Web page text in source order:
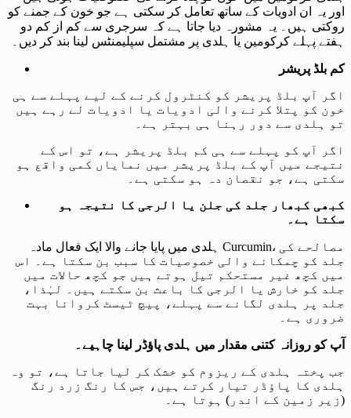
اور یہ ان ادویات کے ساتھ تعامل کر سکتی ہے جو خون کے جمنے کو
روکتی ہیں۔ یہ مشورہ دیا جاتا ہے کہ سرجری سے کم از کم دو
ہفتے پہلے کرکومین یا ہلدی پر مشتمل سپلیمنٹس لینا بند کر دیں۔
کم بلڈ پریشر
اگر آپ بلڈ پریشر کو کنٹرول کرنے کے لیے پہلے سے ہی
خون کو پتلا کرنے والی ادویات یا ادویات لے رہے ہیں
تو ہلدی سے دور رہنا ہی بہتر ہے۔
اگر آپ کو پہلے سے ہی کم بلڈ پریشر ہے، تو اس کے
نتیجے میں آپ کے بلڈ پریشر میں نمایاں کمی واقع ہو
سکتی ہے، جو نقصان دہ ہو سکتی ہے۔
کبھی کبھار جلد کی جلن یا الرجی کا نتیجہ ہو
سکتا ہے۔
ہلدی میں پایا جانے والا ایک فعال مادہ Curcumin، مصالحے کی
جلد کو چمکانے والی خصوصیات کا سبب بن سکتا ہے۔ اس
میں کچھ غیر مستحکم تیل ہوتے ہیں جو کچھ حالات میں
جلد کو خارش یا الرجی کا باعث بن سکتے ہیں۔ لہٰذا،
جلد پر ہلدی لگانے سے پہلے، پیچ ٹیسٹ کروانا بہت
ضروری ہے۔
آپ کو روزانہ کتنی مقدار میں ہلدی پاؤڈر لینا چاہیے۔
جب پختہ ہلدی کے ریزوم کو خشک کر لیا جاتا ہے، تو وہ
ہلدی کا پاؤڈر تیار کرتے ہیں، جس کا رنگ زرد رنگ
(زیر زمین کے اندر) ہوتا ہے۔